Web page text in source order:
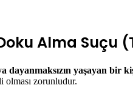
Alma Suçu
dayanmaksızın yaşayan bir
olması zorunludur.